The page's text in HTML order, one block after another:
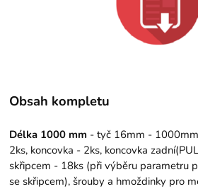
Obsah kompletu
Délka 1000 mm - tyč 16mm -
2ks, koncovka - 2ks, koncovka
skřipcem - 18ks (při výběru parametru
se skřipcem), šrouby a hmoždinky pro